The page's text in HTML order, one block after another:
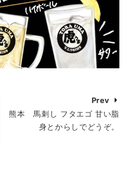
Prev
熊本 馬刺し フタエゴ 甘い脂
身とからしでどうぞ。